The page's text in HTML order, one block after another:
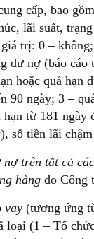
cấp, bao
lãi suất,
trị: 0 –
dư nợ (báo cáo
hoặc quá hạn
90 ngày; 3 –
từ 181 ngày
số tiền lãi
nợ trên tất cả
hàng do Công
vay (tương ứng
loại (1 – Tổ